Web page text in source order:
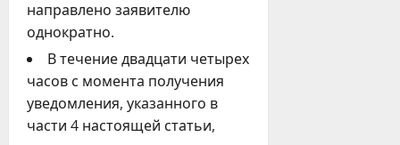
направлено заявителю
однократно.
В течение двадцати четырех
часов с момента получения
уведомления, указанного в
части 4 настоящей статьи,